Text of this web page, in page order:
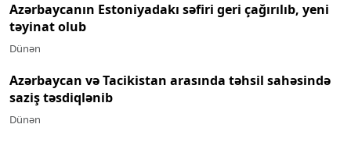
Azərbaycanın Estoniyadakı səfiri geri çağırılıb, yeni
təyinat olub
Dünən
Azərbaycan və Tacikistan arasında təhsil sahəsində
saziş təsdiqlənib
Dünən